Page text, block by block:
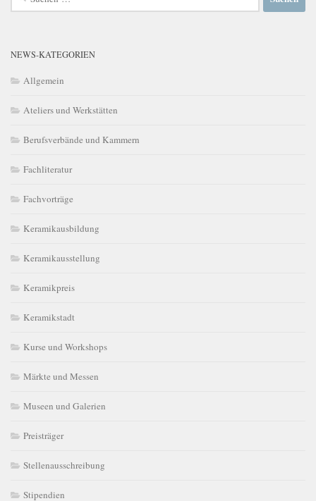
NEWS-KATEGORIEN
Allgemein
Ateliers und Werkstätten
Berufsverbände und Kammern
Fachliteratur
Fachvorträge
Keramikausbildung
Keramikausstellung
Keramikpreis
Keramikstadt
Kurse und Workshops
Märkte und Messen
Museen und Galerien
Preisträger
Stellenausschreibung
Stipendien